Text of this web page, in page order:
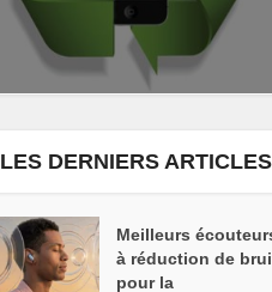
LES DERNIERS ARTICLES
Meilleurs
à réduction de
pour la